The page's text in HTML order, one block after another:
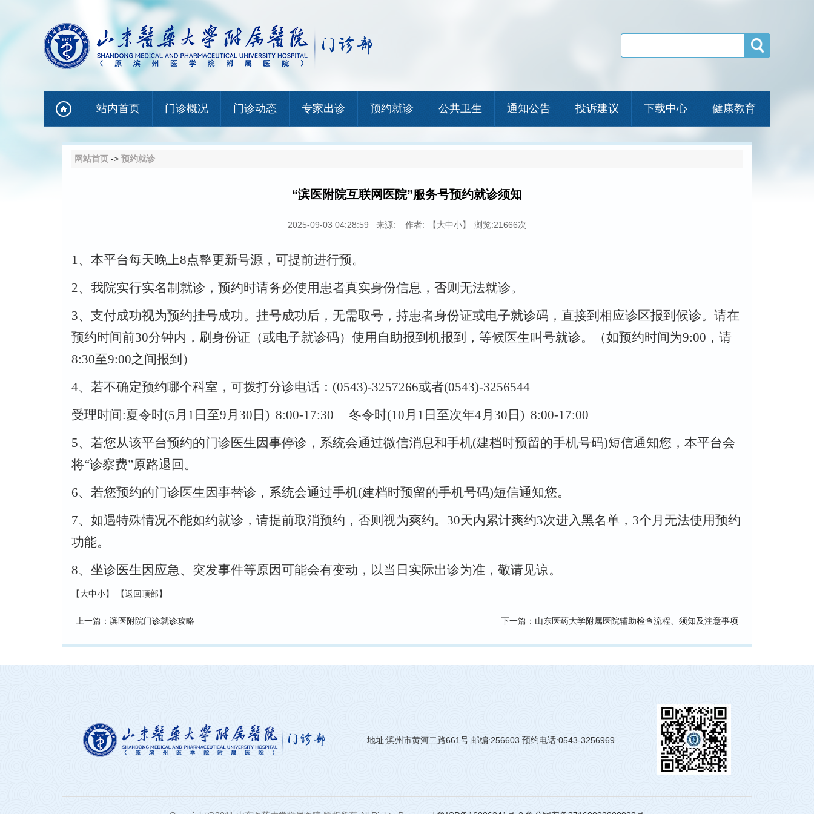
站内首页 门诊概况 门诊动态 专家出诊 预约就诊 公共卫生 通知公告 投诉建议 下载中心 健康教育
网站首页 -> 预约就诊
“滨医附院互联网医院”服务号预约就诊须知
2025-09-03 04:28:59 来源: 作者: 【大中小】 浏览:21666次
1、本平台每天晚上8点整更新号源，可提前进行预。
2、我院实行实名制就诊，预约时请务必使用患者真实身份信息，否则无法就诊。
3、支付成功视为预约挂号成功。挂号成功后，无需取号，持患者身份证或电子就诊码，直接到相应诊区报到候诊。请在
预约时间前30分钟内，刷身份证（或电子就诊码）使用自助报到机报到，等候医生叫号就诊。（如预约时间为9:00 ，请
8:30至9:00之间报到）
4、若不确定预约哪个科室，可拨打分诊电话： (0543)-3257266或者(0543)-3256544
受理时间:夏令时(5月 1 日至9月 30 日 ) 8:00-17:30 冬令时(10月 1 日至次年4月 30 日 ) 8:00-17:00
5、若您从该平台预约的门诊医生因事停诊，系统会通过微信消息和手机(建档时预留的手机号码)短信通知您，本平台会
将“诊察费”原路退回。
6、若您预约的门诊医生因事替诊，系统会通过手机(建档时预留的手机号码)短信通知您。
7、如遇特殊情况不能如约就诊，请提前取消预约，否则视为爽约。 30天内累计爽约3次进入黑名单， 3个月无法使用预约
功能。
8、坐诊医生因应急、突发事件等原因可能会有变动，以当日实际出诊为准，敬请见谅。
【大中小】 【返回顶部】
上一篇 ： 滨医附院门诊就诊攻略 下一篇 ： 山东医药大学附属医院辅助检查流程、须知及注意事项
地址:滨州市黄河二路661号 邮编:256603 预约电话:0543-3256969